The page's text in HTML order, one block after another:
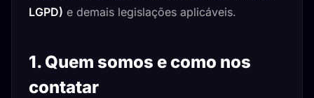
LGPD) e demais legislações aplicáveis.
1. Quem somos e como nos
contatar